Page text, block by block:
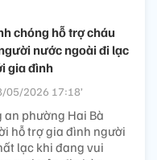
chóng hỗ trợ cháu
nước ngoài đi lạc
gia đình
05/2026 17:18’
an phường Hai Bà
hỗ trợ gia đình người
lạc khi đang vui